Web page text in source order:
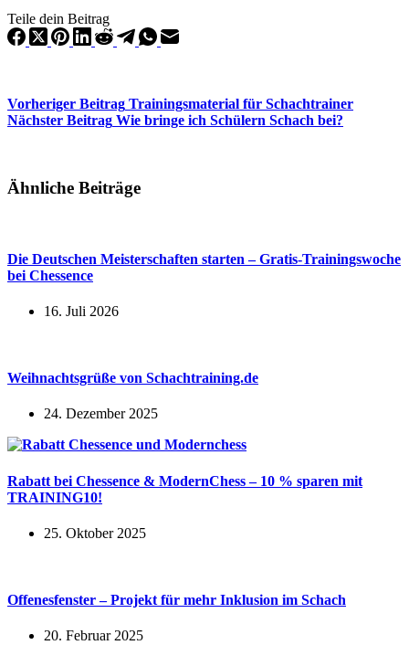
Teile dein Beitrag
Vorheriger Beitrag Trainingsmaterial für Schachtrainer
Nächster Beitrag Wie bringe ich Schülern Schach bei?
Ähnliche Beiträge
Die Deutschen Meisterschaften starten – Gratis-Trainingswoche
bei Chessence
16. Juli 2026
Weihnachtsgrüße von Schachtraining.de
24. Dezember 2025
Rabatt bei Chessence & ModernChess – 10 % sparen mit
TRAINING10!
25. Oktober 2025
Offenesfenster – Projekt für mehr Inklusion im Schach
20. Februar 2025